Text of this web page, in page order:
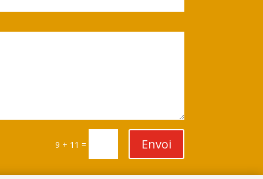
9 + 11 = Envoi